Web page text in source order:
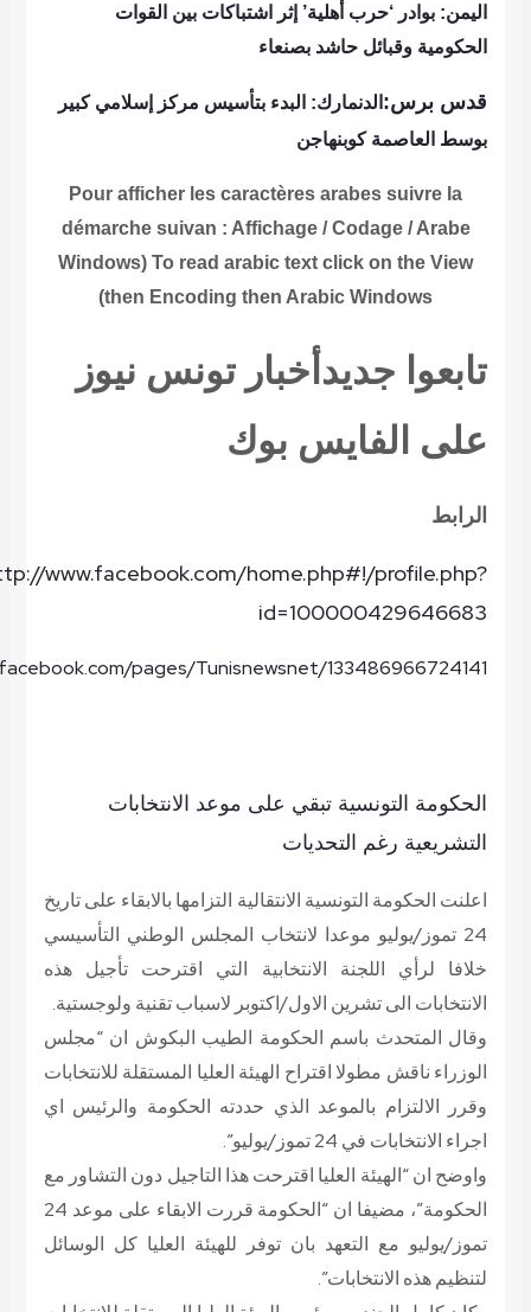
اليمن: بوادر ‘حرب أهلية’ إثر اشتباكات بين القوات
الحكومية وقبائل حاشد بصنعاء
قدس برس: الدنمارك: البدء بتأسيس مركز إسلامي كبير
بوسط العاصمة كوبنهاجن
Pour afficher les caractères arabes suivre la
démarche suivan : Affichage / Codage / Arabe
Windows) To read arabic text click on the View
then Encoding then Arabic Windows)
تابعوا جديد أخبار تونس نيوز
على الفايس بوك
الرابط
www.facebook.com/home.php#!/profile.php?
id=100000429646683
pages/Tunisnewsnet/133486966724141
الحكومة التونسية تبقي على موعد الانتخابات
التشريعية رغم التحديات
اعلنت الحكومة التونسية الانتقالية التزامها بالابقاء على تاريخ
24 تموز/يوليو موعدا لانتخاب المجلس الوطني التأسيسي
خلافا لرأي اللجنة الانتخابية التي اقترحت تأجيل هذه
الانتخابات الى تشرين الاول/اكتوبر لاسباب تقنية ولوجستية.
وقال المتحدث باسم الحكومة الطيب البكوش ان “مجلس
الوزراء ناقش مطولا اقتراح الهيئة العليا المستقلة للانتخابات
وقرر الالتزام بالموعد الذي حددته الحكومة والرئيس اي
اجراء الانتخابات في 24 تموز/يوليو”.
واوضح ان “الهيئة العليا اقترحت هذا التاجيل دون التشاور مع
الحكومة”، مضيفا ان “الحكومة قررت الابقاء على موعد 24
تموز/يوليو مع التعهد بان توفر للهيئة العليا كل الوسائل
لتنظيم هذه الانتخابات”.